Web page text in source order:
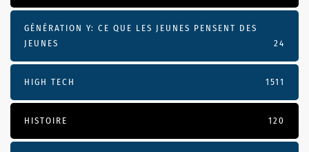
GÉNÉRATION Y: CE QUE LES JEUNES PENSENT DES
JEUNES
24
HIGH TECH 1511
HISTOIRE 120